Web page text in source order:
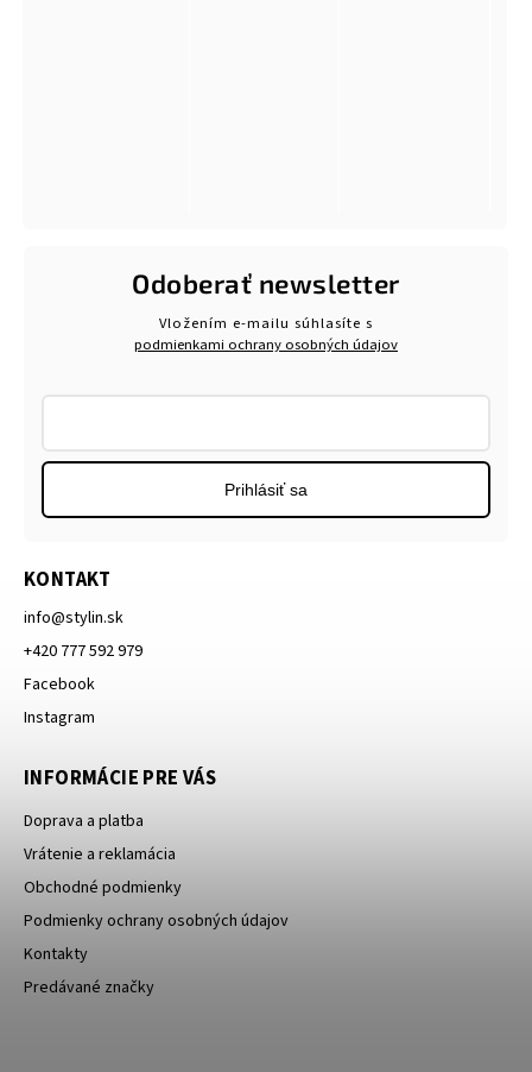
KONTAKT
info@stylin.sk
+420 777 592 979
Facebook
Instagram
INFORMÁCIE PRE VÁS
Doprava a platba
Vrátenie a reklamácia
Obchodné podmienky
Podmienky ochrany osobných údajov
Kontakty
Predávané značky
Odoberať newsletter
Vložením e-mailu súhlasíte s
podmienkami ochrany osobných údajov
Prihlásiť sa